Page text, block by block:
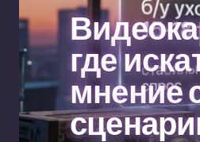
где
мнение